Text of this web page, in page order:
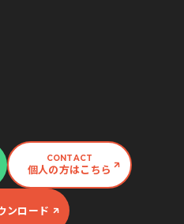
CONTACT
個人の方はこちら
ンロード